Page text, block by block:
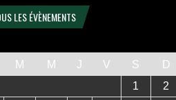
LES ÉVÈNEMENTS
M M J V S
D
1
2